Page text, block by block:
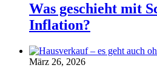
Was geschieht mit
Inflation?
März 26, 2026